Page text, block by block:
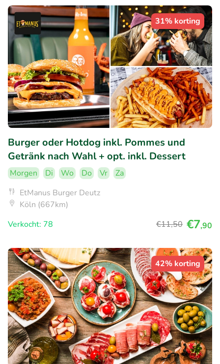
31% korting
Burger oder Hotdog inkl. Pommes und
Getränk nach Wahl + opt. inkl. Dessert
Morgen Di Wo Do Vr
Za
EtManus Burger Deutz
Köln (667km)
Verkocht: 78
€11,50 €7,90
42% korting